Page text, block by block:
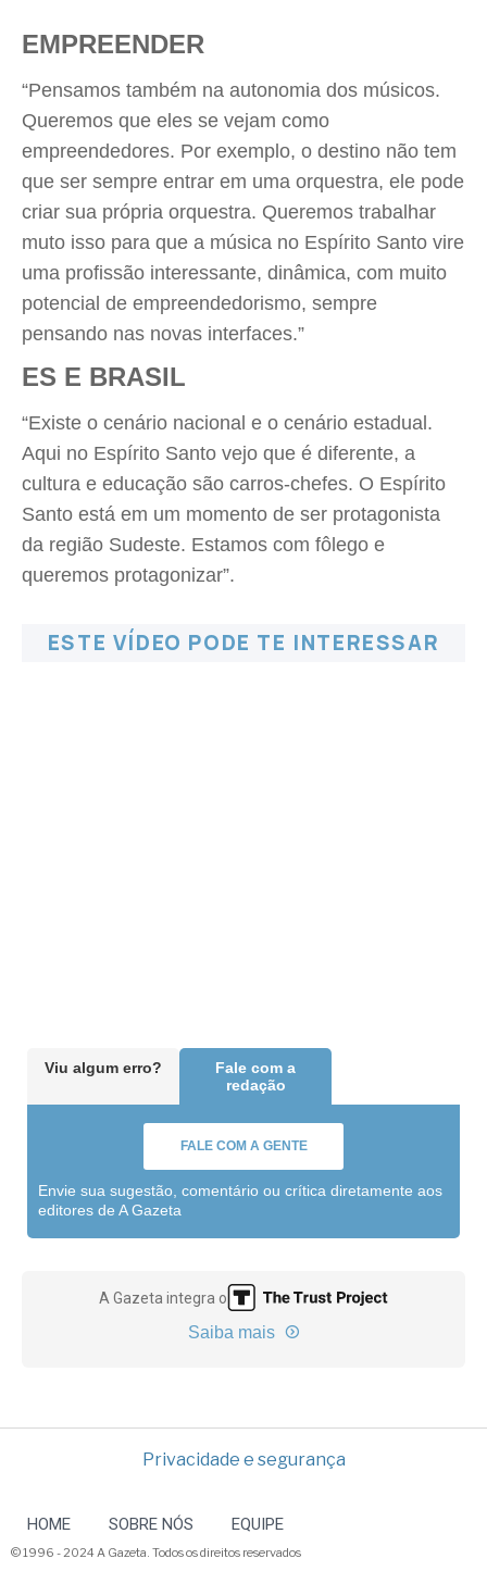
EMPREENDER
“Pensamos também na autonomia dos músicos.
Queremos que eles se vejam como
empreendedores. Por exemplo, o destino não tem
que ser sempre entrar em uma orquestra, ele pode
criar sua própria orquestra. Queremos trabalhar
muto isso para que a música no Espírito Santo vire
uma profissão interessante, dinâmica, com muito
potencial de empreendedorismo, sempre
pensando nas novas interfaces.”
ES E BRASIL
“Existe o cenário nacional e o cenário estadual.
Aqui no Espírito Santo vejo que é diferente, a
cultura e educação são carros-chefes. O Espírito
Santo está em um momento de ser protagonista
da região Sudeste. Estamos com fôlego e
queremos protagonizar”.
ESTE VÍDEO PODE TE INTERESSAR
Viu algum erro?
Fale com a
redação
FALE COM A GENTE
Envie sua sugestão, comentário ou crítica diretamente aos
editores de A Gazeta
A Gazeta integra o
Saiba mais
Privacidade e segurança
HOME SOBRE NÓS EQUIPE
© 1996 - 2024 A Gazeta. Todos os direitos reservados